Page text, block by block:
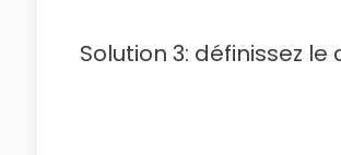
Solution 3: définissez